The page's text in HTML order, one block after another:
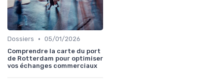
Dossiers • 05/01/2026
Comprendre la carte du port
de Rotterdam pour optimiser
vos échanges commerciaux